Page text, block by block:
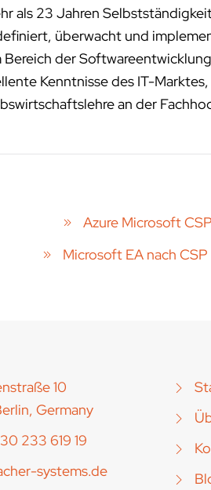
als 23 Jahren
überwacht und
der
Kenntnisse des IT-
an der
Azure Microsoft
Microsoft EA nach
10
Germany
233 619 19
systems.de